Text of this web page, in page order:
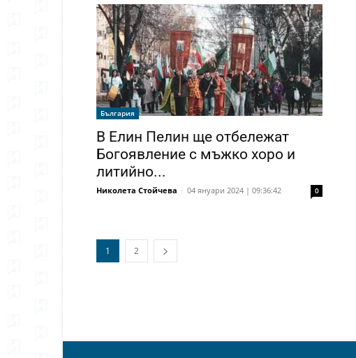
България
В Елин Пелин ще отбележат
Богоявление с мъжко хоро и
литийно...
Николета Стойчева - 04 януари 2024 | 09:36:42 0
1 2